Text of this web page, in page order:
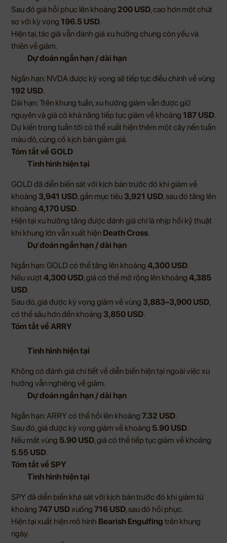
Sau đó giá hồi phục lên khoảng 200 USD, cao hơn một chút
so với kỳ vọng 196.5 USD.
Hiện tại, tác giả vẫn đánh giá xu hướng chung còn yếu và
thiên về giảm.
Dự đoán ngắn hạn / dài hạn
Ngắn hạn: NVDA được kỳ vọng sẽ tiếp tục điều chỉnh về vùng
192 USD.
Dài hạn: Trên khung tuần, xu hướng giảm vẫn được giữ
nguyên và giá có khả năng tiếp tục giảm về khoảng 187 USD.
Dự kiến trong tuần tới có thể xuất hiện thêm một cây nến tuần
màu đỏ, củng cố kịch bản giảm giá.
Tóm tắt về GOLD
Tình hình hiện tại
GOLD đã diễn biến sát với kịch bản trước đó khi giảm về
khoảng 3,941 USD, gần mục tiêu 3,921 USD, sau đó tăng lên
khoảng 4,170 USD.
Hiện tại xu hướng tăng được đánh giá chỉ là nhịp hồi kỹ thuật
khi khung lớn vẫn xuất hiện Death Cross.
Dự đoán ngắn hạn / dài hạn
Ngắn hạn: GOLD có thể tăng lên khoảng 4,300 USD.
Nếu vượt 4,300 USD, giá có thể mở rộng lên khoảng 4,385
USD.
Sau đó, giá được kỳ vọng giảm về vùng 3,883–3,900 USD,
có thể sâu hơn đến khoảng 3,850 USD.
Tóm tắt về ARRY
Tình hình hiện tại
Không có đánh giá chi tiết về diễn biến hiện tại ngoài việc xu
hướng vẫn nghiêng về giảm.
Dự đoán ngắn hạn / dài hạn
Ngắn hạn: ARRY có thể hồi lên khoảng 7.32 USD.
Sau đó, giá được kỳ vọng giảm về khoảng 5.90 USD.
Nếu mất vùng 5.90 USD, giá có thể tiếp tục giảm về khoảng
5.55 USD.
Tóm tắt về SPY
Tình hình hiện tại
SPY đã diễn biến khá sát với kịch bản trước đó khi giảm từ
khoảng 747 USD xuống 716 USD, sau đó hồi phục.
Hiện tại xuất hiện mô hình Bearish Engulfing trên khung
ngày.